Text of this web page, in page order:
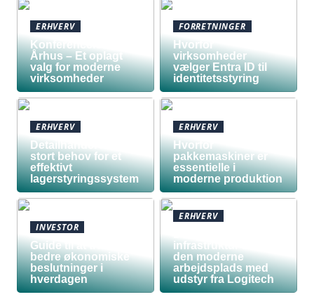
ERHVERV
Konferencelokaler
Århus – Et oplagt
valg for moderne
virksomheder
FORRETNINGER
Hvorfor
virksomheder
vælger Entra ID til
identitetsstyring
ERHVERV
Detailhandel har
stort behov for et
effektivt
lagerstyringssystem
ERHVERV
Hvorfor
pakkemaskiner er
essentielle i
moderne produktion
INVESTOR
Guide til at træffe
bedre økonomiske
beslutninger i
hverdagen
ERHVERV
infrastruktur bag
den moderne
arbejdsplads med
udstyr fra Logitech